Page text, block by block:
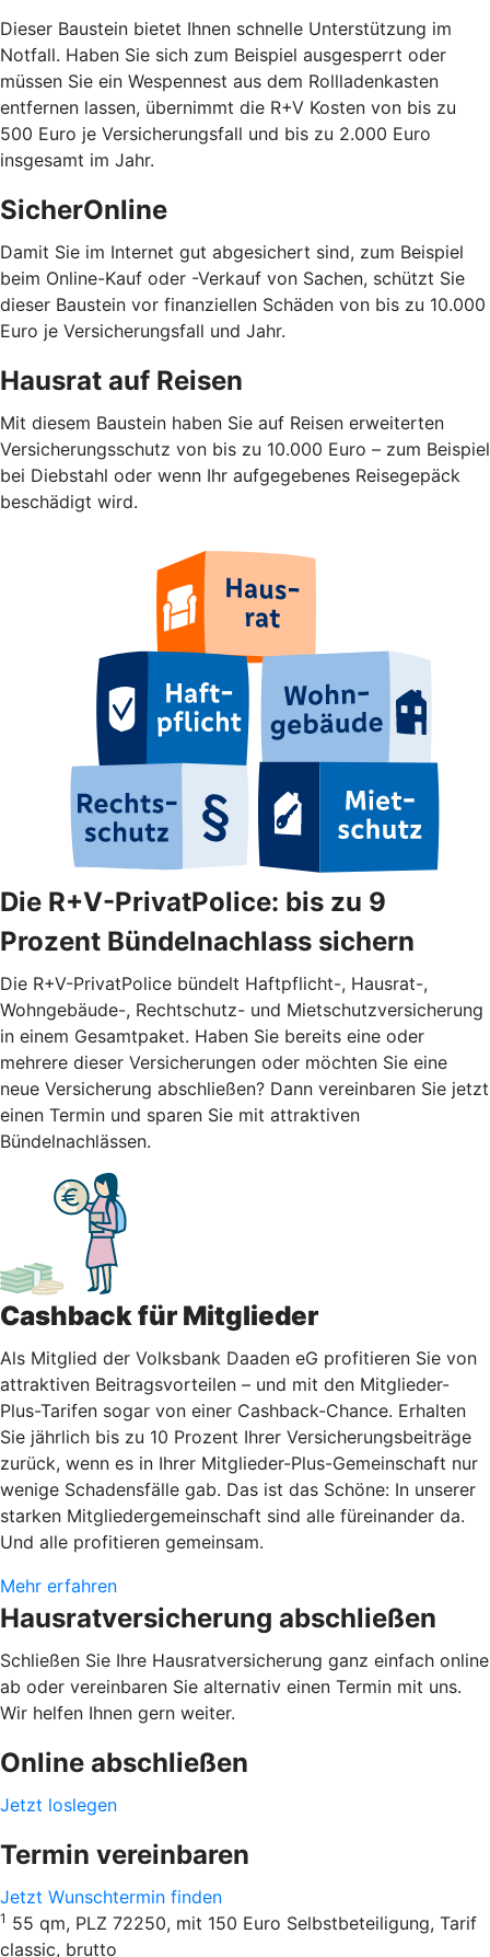
Dieser Baustein bietet Ihnen schnelle Unterstützung im
Notfall. Haben Sie sich zum Beispiel ausgesperrt oder
müssen Sie ein Wespennest aus dem Rollladenkasten
entfernen lassen, übernimmt die R+V Kosten von bis zu
500 Euro je Versicherungsfall und bis zu 2.000 Euro
insgesamt im Jahr.
SicherOnline
Damit Sie im Internet gut abgesichert sind, zum Beispiel
beim Online-Kauf oder -Verkauf von Sachen, schützt Sie
dieser Baustein vor finanziellen Schäden von bis zu 10.000
Euro je Versicherungsfall und Jahr.
Hausrat auf Reisen
Mit diesem Baustein haben Sie auf Reisen erweiterten
Versicherungsschutz von bis zu 10.000 Euro – zum Beispiel
bei Diebstahl oder wenn Ihr aufgegebenes Reisegepäck
beschädigt wird.
Die R+V-PrivatPolice: bis zu 9
Prozent Bündelnachlass sichern
Die R+V-PrivatPolice bündelt Haftpflicht-, Hausrat-,
Wohngebäude-, Rechtschutz- und Mietschutzversicherung
in einem Gesamtpaket. Haben Sie bereits eine oder
mehrere dieser Versicherungen oder möchten Sie eine
neue Versicherung abschließen? Dann vereinbaren Sie jetzt
einen Termin und sparen Sie mit attraktiven
Bündelnachlässen.
Cashback für Mitglieder
Als Mitglied der Volksbank Daaden eG profitieren Sie von
attraktiven Beitragsvorteilen – und mit den Mitglieder-
Plus-Tarifen sogar von einer Cashback-Chance. Erhalten
Sie jährlich bis zu 10 Prozent Ihrer Versicherungsbeiträge
zurück, wenn es in Ihrer Mitglieder-Plus-Gemeinschaft nur
wenige Schadensfälle gab. Das ist das Schöne: In unserer
starken Mitgliedergemeinschaft sind alle füreinander da.
Und alle profitieren gemeinsam.
Mehr erfahren
Hausratversicherung abschließen
Schließen Sie Ihre Hausratversicherung ganz einfach online
ab oder vereinbaren Sie alternativ einen Termin mit uns.
Wir helfen Ihnen gern weiter.
Online abschließen
Jetzt loslegen
Termin vereinbaren
Jetzt Wunschtermin finden
1 55 qm, PLZ 72250, mit 150 Euro Selbstbeteiligung, Tarif
classic, brutto